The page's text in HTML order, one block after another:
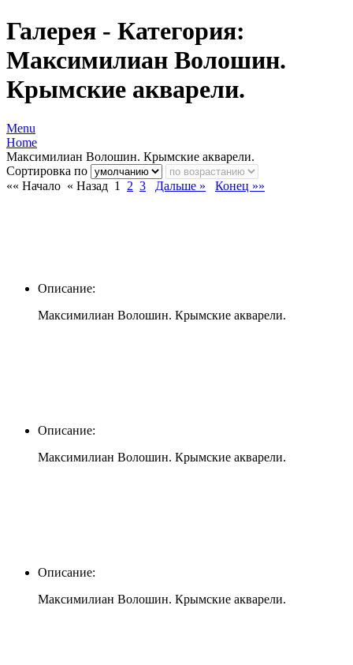
Галерея - Категория:
Максимилиан Волошин.
Крымские акварели.
Menu
Home
Максимилиан Волошин. Крымские акварели.
Сортировка по
«« Начало « Назад 1 2 3 Дальше » Конец »»
Описание:
Максимилиан Волошин. Крымские акварели.
Описание:
Максимилиан Волошин. Крымские акварели.
Описание:
Максимилиан Волошин. Крымские акварели.